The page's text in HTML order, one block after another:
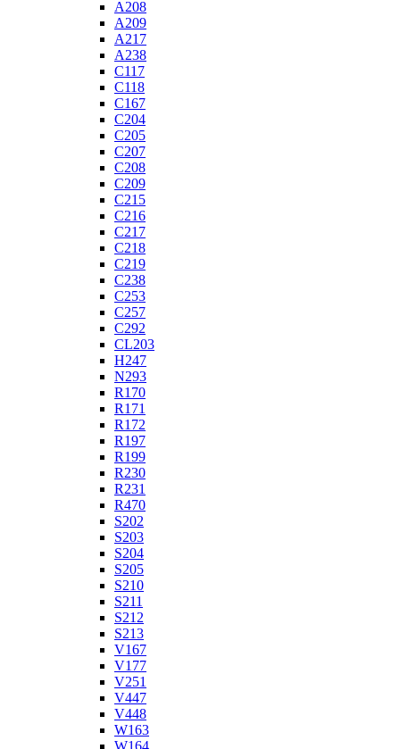
A208
A209
A217
A238
C117
C118
C167
C204
C205
C207
C208
C209
C215
C216
C217
C218
C219
C238
C253
C257
C292
CL203
H247
N293
R170
R171
R172
R197
R199
R230
R231
R470
S202
S203
S204
S205
S210
S211
S212
S213
V167
V177
V251
V447
V448
W163